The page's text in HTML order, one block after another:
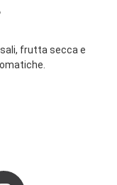
sali, frutta secca e